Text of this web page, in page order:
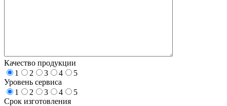
Качество продукции
1
2 3 4
5
Уровень сервиса
1
2 3 4
5
Срок изготовления